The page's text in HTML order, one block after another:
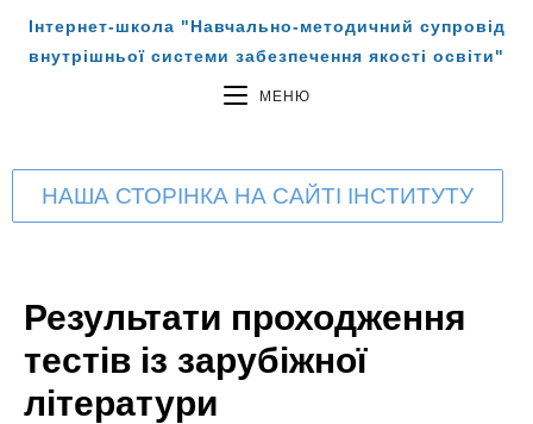
Інтернет-школа "Навчально-методичний супровід
внутрішньої системи забезпечення якості освіти"
МЕНЮ
НАША СТОРІНКА НА САЙТІ ІНСТИТУТУ
Результати проходження
тестів із зарубіжної
літератури